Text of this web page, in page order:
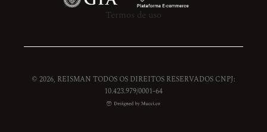
Termos de uso
© 2026, REISMAN TODOS OS DIREITOS RESERVADOS CNPJ:
10.423.979/0001-64